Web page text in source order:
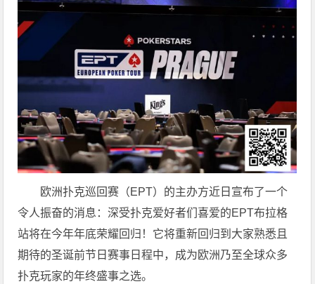
欧洲扑克巡回赛（EPT）的主办方近日宣布了一个
令人振奋的消息：深受扑克爱好者们喜爱的EPT布拉格
站将在今年年底荣耀回归！它将重新回归到大家熟悉且
期待的圣诞前节日赛事日程中，成为欧洲乃至全球众多
扑克玩家的年终盛事之选。